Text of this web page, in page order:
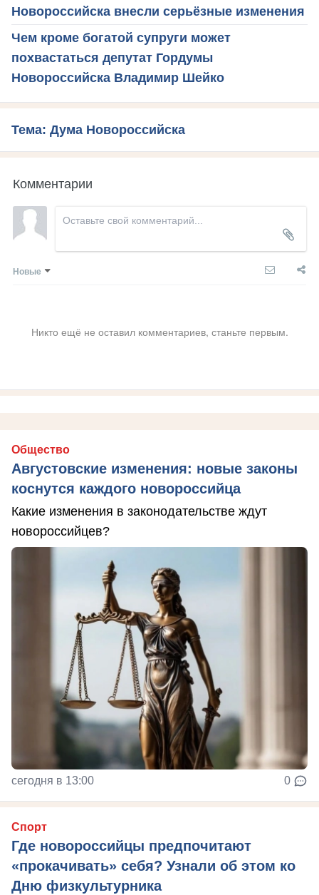
Новороссийска внесли серьёзные изменения
Чем кроме богатой супруги может
похвастаться депутат Гордумы
Новороссийска Владимир Шейко
Тема: Дума Новороссийска
Комментарии
Новые
Никто ещё не оставил комментариев, станьте первым.
Общество
Августовские изменения: новые законы
коснутся каждого новороссийца
Какие изменения в законодательстве ждут
новороссийцев?
сегодня в 13:00 0
Спорт
Где новороссийцы предпочитают
«прокачивать» себя? Узнали об этом ко
Дню физкультурника